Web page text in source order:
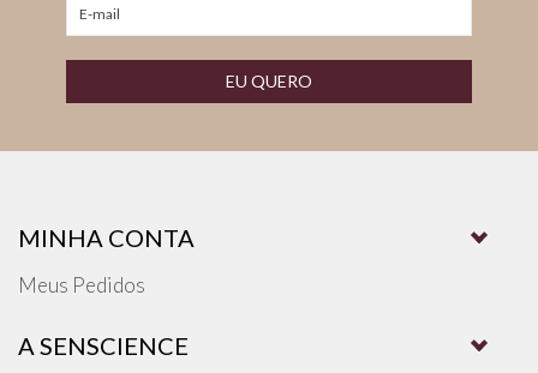
EU QUERO
MINHA CONTA
Meus Pedidos
A SENSCIENCE